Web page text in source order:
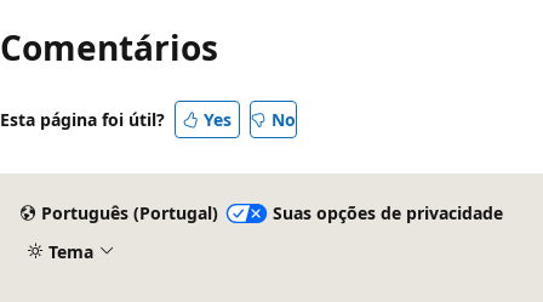
Comentários
Esta página foi útil? Yes No
Português (Portugal)
Suas opções de privacidade
Tema